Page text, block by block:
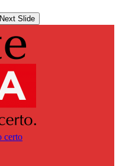
Next Slide